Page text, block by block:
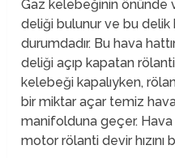
Gaz kelebeğinin önünde
deliği bulunur ve bu delik
durumdadır. Bu hava
deliği açıp kapatan
kelebeği kapalıyken,
bir miktar açar temiz
manifolduna geçer. Hava
motor rölanti devir hızını